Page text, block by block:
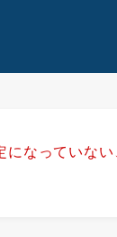
なっていな